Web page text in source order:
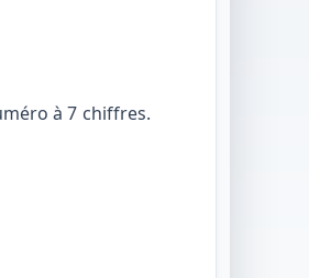
à 7 chiffres.